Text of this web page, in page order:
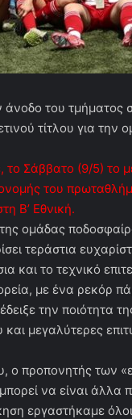
άνοδο του τμήματος
τίτλου για
το Σάββατο (9/5) το
του
Β’ Εθνική.
ομάδας
τεράστια
και το τεχνικό
με ένα ρεκόρ
την ποιότητα
και μεγαλύτερες
ο προπονητής των
να είναι
εργαστήκαμε